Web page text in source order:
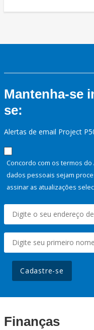
Mantenha-se
se:
Alertas de email Project
Concordo com os termos
dados pessoais sejam
assinar as atualizações
Cadastre-se
Finanças